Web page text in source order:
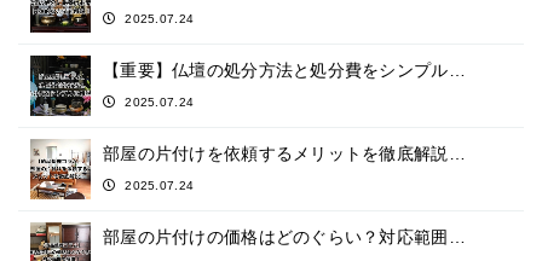
2025.07.24
【重要】仏壇の処分方法と処分費をシンプル…
2025.07.24
部屋の片付けを依頼するメリットを徹底解説…
2025.07.24
部屋の片付けの価格はどのぐらい？対応範囲…